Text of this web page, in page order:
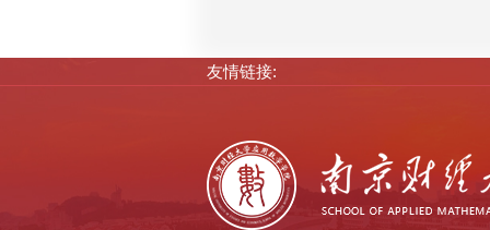
友情链接: